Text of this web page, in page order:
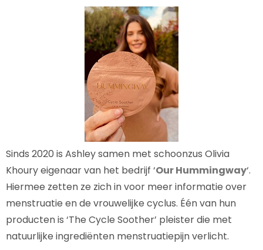
Sinds 2020 is Ashley samen met schoonzus Olivia
Khoury eigenaar van het bedrijf ‘Our Hummingway‘.
Hiermee zetten ze zich in voor meer informatie over
menstruatie en de vrouwelijke cyclus. Één van hun
producten is ‘The Cycle Soother’ pleister die met
natuurlijke ingrediënten menstruatiepijn verlicht.